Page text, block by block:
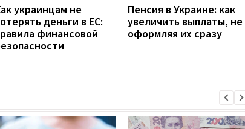
украинцам не
деньги в ЕС:
финансовой
Пенсия в Украине: как
увеличить выплаты, не
оформляя их сразу